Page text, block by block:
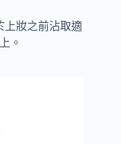
上妝之前沾取適
。